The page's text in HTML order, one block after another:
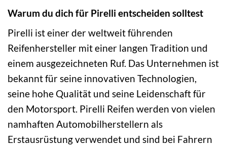
Warum du dich für Pirelli entscheiden solltest
Pirelli ist einer der weltweit führenden
Reifenhersteller mit einer langen Tradition und
einem ausgezeichneten Ruf. Das Unternehmen ist
bekannt für seine innovativen Technologien,
seine hohe Qualität und seine Leidenschaft für
den Motorsport. Pirelli Reifen werden von vielen
namhaften Automobilherstellern als
Erstausrüstung verwendet und sind bei Fahrern